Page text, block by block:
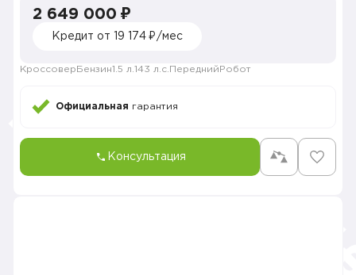
2 649 000 ₽
Кредит от 19 174 ₽/мес
Кроссовер Бензин1.5 л. 143 л.с. Передний Робот
Официальная гарантия
Консультация